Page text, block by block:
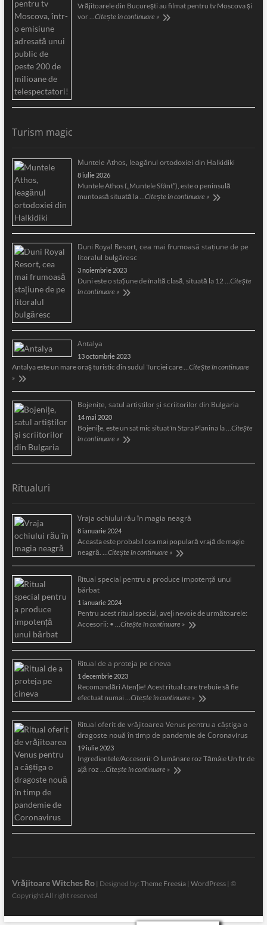
Vrăjitoarele din București au filmat pentru tv Moscova și
vor …Citește în continuare »
Turism magic
Muntele Athos, leagănul ortodoxiei din Halkidiki
8 iulie 2026
Muntele Athos („Muntele Sfânt”), este o peninsulă
muntoasă situată la …Citește în continuare »
Duni Royal Resort, cea mai frumoasă staţiune de pe
litoralul bulgăresc
3 noiembrie 2023
Duni este o staţiune de înaltă clasă, situată la 12 …Citește
în continuare »
Antalya
13 octombrie 2023
Antalya este un mare oraş turistic din sudul Turciei care …Citește în continuare
»
Bojeniţe, satul artiştilor şi scriitorilor din Bulgaria
14 mai 2020
Bojeniţe, este un sat mic situat în Stara Planina la …Citește
în continuare »
Ritualuri
Vraja ochiului rău în magia neagră
8 ianuarie 2024
Aceasta este probabil cea mai populară vrajă de magie
neagră. …Citește în continuare »
Ritual special pentru a produce impotență unui
bărbat
1 ianuarie 2024
Pentru acest ritual special, aveți nevoie de următoarele:
Accesorii: • …Citește în continuare »
Ritual de a proteja pe cineva
1 decembrie 2023
Recomandări Atenție! Acest ritual care trebuie să fie
efectuat numai …Citește în continuare »
Ritual oferit de vrăjitoarea Venus pentru a câştiga o
dragoste nouă în timp de pandemie de Coronavirus
19 iulie 2023
Ingredientele/Accesorii: O lumânare roz Tămâie Un fir de
aţă roz …Citește în continuare »
Vrăjitoare Witches Ro| Designed by: Theme Freesia| WordPress| ©
Copyright All right reserved